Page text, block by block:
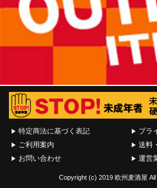
特定商法に基づく表記
ご利用案内
お問い合わせ
プラ
送料
運営
Copyright (c) 2019 欧州麦酒屋